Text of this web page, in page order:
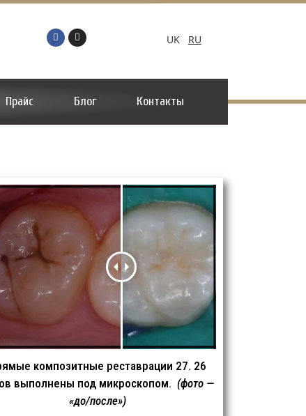
UK RU
Прайс Блог Контакты
композитные реставрации 27. 26
выполнены под микроскопом. (фото —
«до/после»)